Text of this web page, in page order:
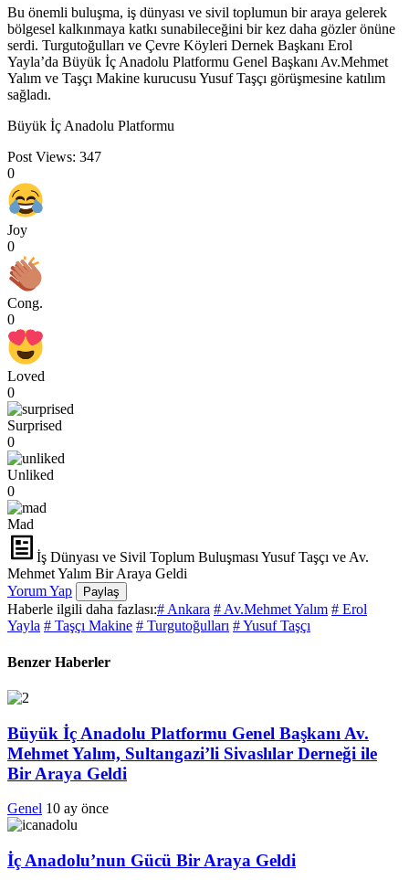
Bu önemli buluşma, iş dünyası ve sivil toplumun bir araya gelerek
bölgesel kalkınmaya katkı sunabileceğini bir kez daha gözler önüne
serdi. Turgutoğulları ve Çevre Köyleri Dernek Başkanı Erol
Yayla’da Büyük İç Anadolu Platformu Genel Başkanı Av.Mehmet
Yalım ve Taşçı Makine kurucusu Yusuf Taşçı görüşmesine katılım
sağladı.
Büyük İç Anadolu Platformu
Post Views: 347
0
Joy
0
Cong.
0
Loved
0
Surprised
0
Unliked
0
Mad
İş Dünyası ve Sivil Toplum Buluşması Yusuf Taşçı ve Av.
Mehmet Yalım Bir Araya Geldi
Yorum Yap
Paylaş
Haberle ilgili daha fazlası:# Ankara # Av.Mehmet Yalım # Erol
Yayla # Taşçı Makine # Turgutoğulları # Yusuf Taşçı
Benzer Haberler
Büyük İç Anadolu Platformu Genel Başkanı Av.
Mehmet Yalım, Sultangazi’li Sivaslılar Derneği ile
Bir Araya Geldi
Genel 10 ay önce
İç Anadolu’nun Gücü Bir Araya Geldi